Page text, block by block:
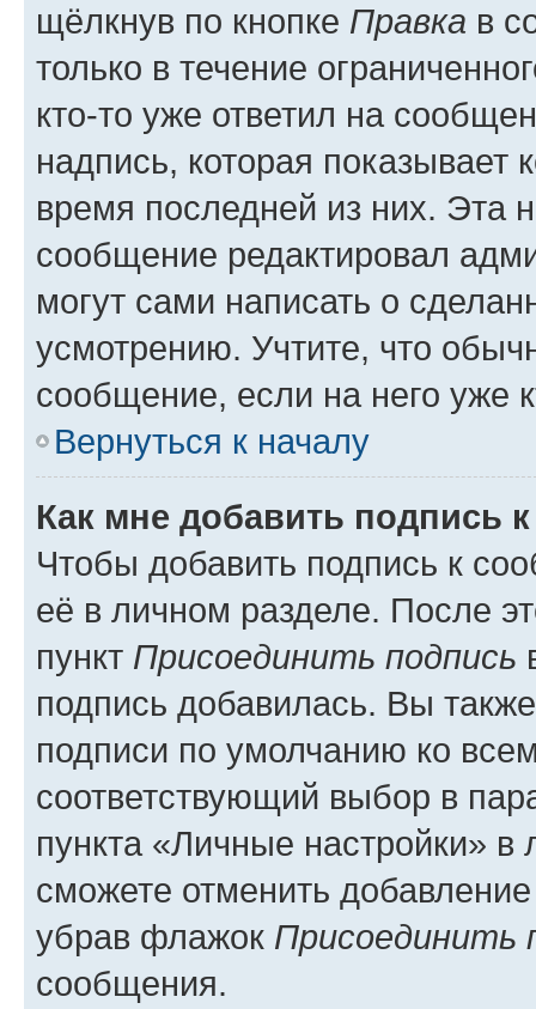
щёлкнув по кнопке Правка в
только в течение
кто-то уже ответил на
надпись, которая показывает
время последней из них. Эта
сообщение редактировал
могут сами написать о
усмотрению. Учтите, что
сообщение, если на него уже
Вернуться к началу
Как мне добавить подпись
Чтобы добавить подпись к
её в личном разделе. После
пункт Присоединить подпись
подпись добавилась. Вы
подписи по умолчанию ко
соответствующий выбор в
пункта «Личные настройки»
сможете отменить
убрав флажок Присоединить
сообщения.